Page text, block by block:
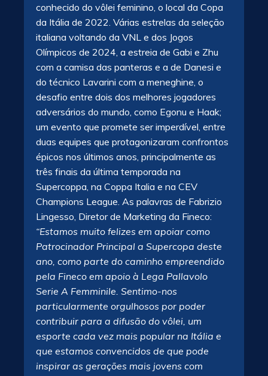
conhecido do vôlei feminino, o local da Copa
da Itália de 2022. Várias estrelas da seleção
italiana voltando da VNL e dos Jogos
Olímpicos de 2024, a estreia de Gabi e Zhu
com a camisa das panteras e a de Danesi e
do técnico Lavarini com a meneghine, o
desafio entre dois dos melhores jogadores
adversários do mundo, como Egonu e Haak;
um evento que promete ser imperdível, entre
duas equipes que protagonizaram confrontos
épicos nos últimos anos, principalmente as
três finais da última temporada na
Supercoppa, na Coppa Italia e na CEV
Champions League. As palavras de Fabrizio
Lingesso, Diretor de Marketing da Fineco:
“Estamos muito felizes em apoiar como
Patrocinador Principal a Supercopa deste
ano, como parte do caminho empreendido
pela Fineco em apoio à Lega Pallavolo
Serie A Femminile. Sentimo-nos
particularmente orgulhosos por poder
contribuir para a difusão do vôlei, um
esporte cada vez mais popular na Itália e
que estamos convencidos de que pode
inspirar as gerações mais jovens com